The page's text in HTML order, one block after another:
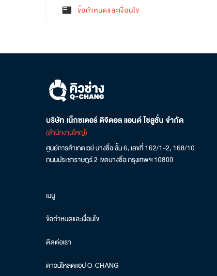
featured_play_list ข้อกำหนดและเงื่อนไข
บริษัท เน็กซเตอร์ ดิจิตอล แอนด์ โซลูชั่น จำกัด
(สำนักงานใหญ่)
ศูนย์การค้าเกตเวย์ บางซื่อ ชั้น 6, เลขที่ 162/1-2, 168/10
ถนนประชาราษฎร์ 2 เขตบางซื่อ กรุงเทพฯ 10800
เมนู
ข้อกำหนดและเงื่อนไข
ติดต่อเรา
ดาวน์โหลดแอป Q-CHANG